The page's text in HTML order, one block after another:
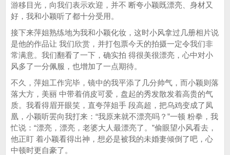
游移目光，向我们表示欢迎，并不 断夸小颖既漂亮、身材又
好，我和小颖听了都十分受用。
接下来萍姐熟练地为我和小颖化妆，这时小风拿过几册相片说
是他的作品让 我们欣赏，并打包票今天的拍摄一定令我们非
常满意。我们翻看了一下，确实拍 得很美很漂亮，心中对小
风多了一分佩服，也增加了一点期待。
不久，萍姐工作完毕，镜中的我平添了几分帅气，而小颖则落
落大方，美丽 中带着俏皮可爱，盘起的秀发散发着高贵的气
质。我看得眉开眼笑，直夸萍姐手 段高超，把乌鸡变成了凤
凰，小颖听罢向我打来：“我原来就不漂亮吗？”一顿 粉拳，我
忙说：“漂亮，漂亮，老婆大人最漂亮了。”偷眼望小风看去，
他正盯 着小颖看得出神，想必是被我的未婚妻倾倒了吧，心
中顿时更自豪了。